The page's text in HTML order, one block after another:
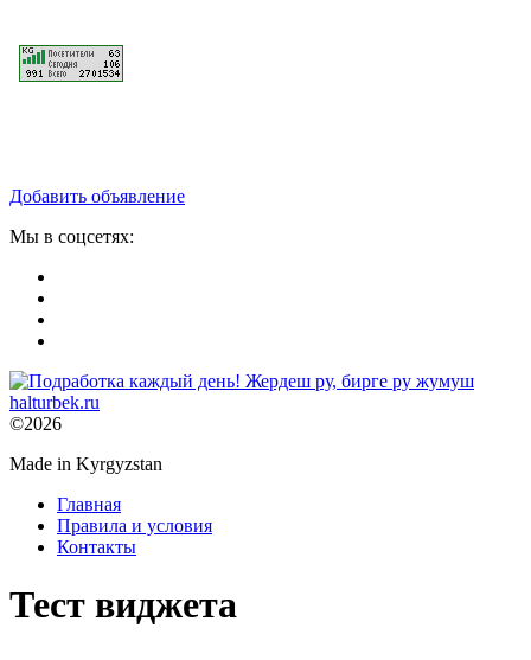
Добавить объявление
Мы в соцсетях:
©2026
Made in Kyrgyzstan
Главная
Правила и условия
Контакты
Тест виджета